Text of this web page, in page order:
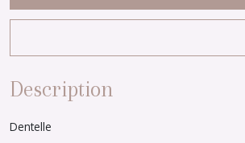
Description
Dentelle